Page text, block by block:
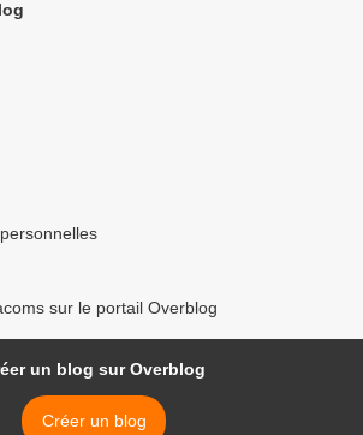
sur le portail Overblog
un blog sur Overblog
Créer un blog